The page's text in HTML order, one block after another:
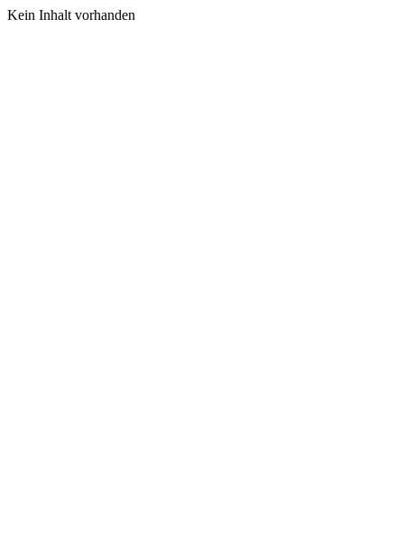
Kein Inhalt vorhanden